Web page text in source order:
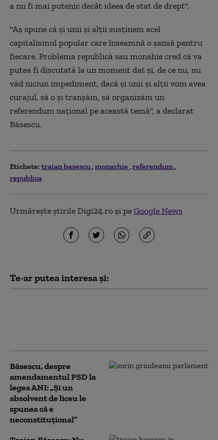
a nu fi mai putenic decât ideea de stat de drept".
"Aş spune că şi unii şi alţii susţinem acel
capitalismul popular care înseamnă o şansă pentru
fiecare. Problema republică sau monahie cred că va
putea fi discutată la un moment dat şi, de ce nu, nu
văd niciun impediment, dacă şi unii şi alţii vom avea
curajul, să o şi tranşăm, să organizăm un
referendum naţional pe această temă", a declarat
Băsescu.
Etichete: traian basescu monarhie referendum
republica
Urmărește știrile Digi24.ro și peGoogle News
Te-ar putea interesa și:
Băsescu, despre
amendamentul PSD la
legea ANI: „Și un
absolvent de liceu le
spunea că e
neconstituţional”